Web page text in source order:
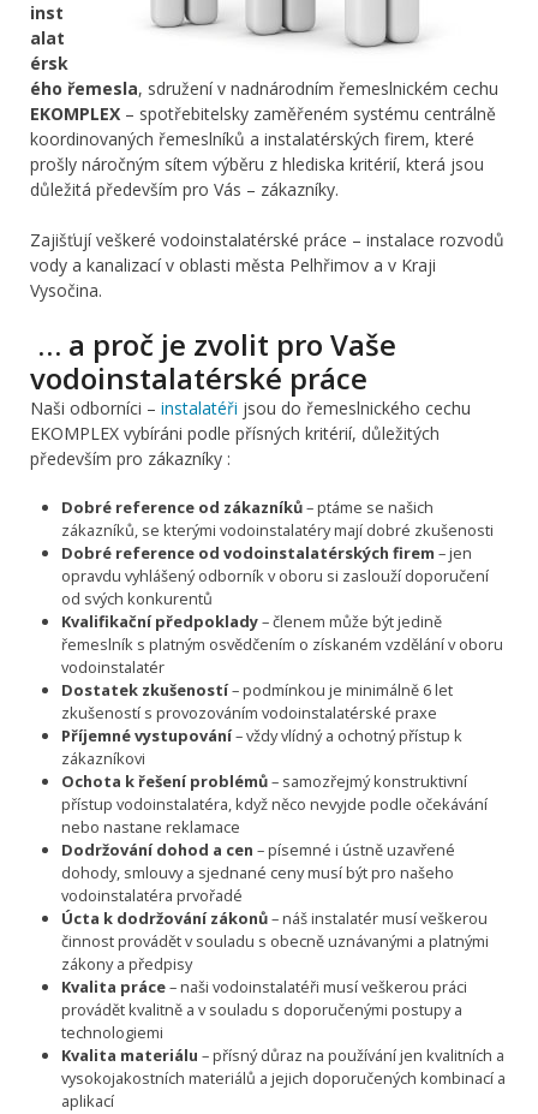
inst
alat
érsk
ého řemesla, sdružení v nadnárodním řemeslnickém cechu
EKOMPLEX – spotřebitelsky zaměřeném systému centrálně
koordinovaných řemeslníků a instalatérských firem, které
prošly náročným sítem výběru z hlediska kritérií, která jsou
důležitá především pro Vás – zákazníky.
Zajišťují veškeré vodoinstalatérské práce – instalace rozvodů
vody a kanalizací v oblasti města Pelhřimov a v Kraji
Vysočina.
… a proč je zvolit pro Vaše
vodoinstalatérské práce
Naši odborníci – instalatéři jsou do řemeslnického cechu
EKOMPLEX vybíráni podle přísných kritérií, důležitých
především pro zákazníky :
Dobré reference od zákazníků– ptáme se našich
zákazníků, se kterými vodoinstalatéry mají dobré zkušenosti
Dobré reference od vodoinstalatérských firem – jen
opravdu vyhlášený odborník v oboru si zaslouží doporučení
od svých konkurentů
Kvalifikační předpoklady– členem může být jedině
řemeslník s platným osvědčením o získaném vzdělání v oboru
vodoinstalatér
Dostatek zkušeností– podmínkou je minimálně 6 let
zkušeností s provozováním vodoinstalatérské praxe
Příjemné vystupování– vždy vlídný a ochotný přístup k
zákazníkovi
Ochota k řešení problémů– samozřejmý konstruktivní
přístup vodoinstalatéra, když něco nevyjde podle očekávání
nebo nastane reklamace
Dodržování dohod a cen – písemné i ústně uzavřené
dohody, smlouvy a sjednané ceny musí být pro našeho
vodoinstalatéra prvořadé
Úcta k dodržování zákonů– náš instalatér musí veškerou
činnost provádět v souladu s obecně uznávanými a platnými
zákony a předpisy
Kvalita práce– naši vodoinstalatéři musí veškerou práci
provádět kvalitně a v souladu s doporučenými postupy a
technologiemi
Kvalita materiálu – přísný důraz na používání jen kvalitních a
vysokojakostních materiálů a jejich doporučených kombinací a
aplikací